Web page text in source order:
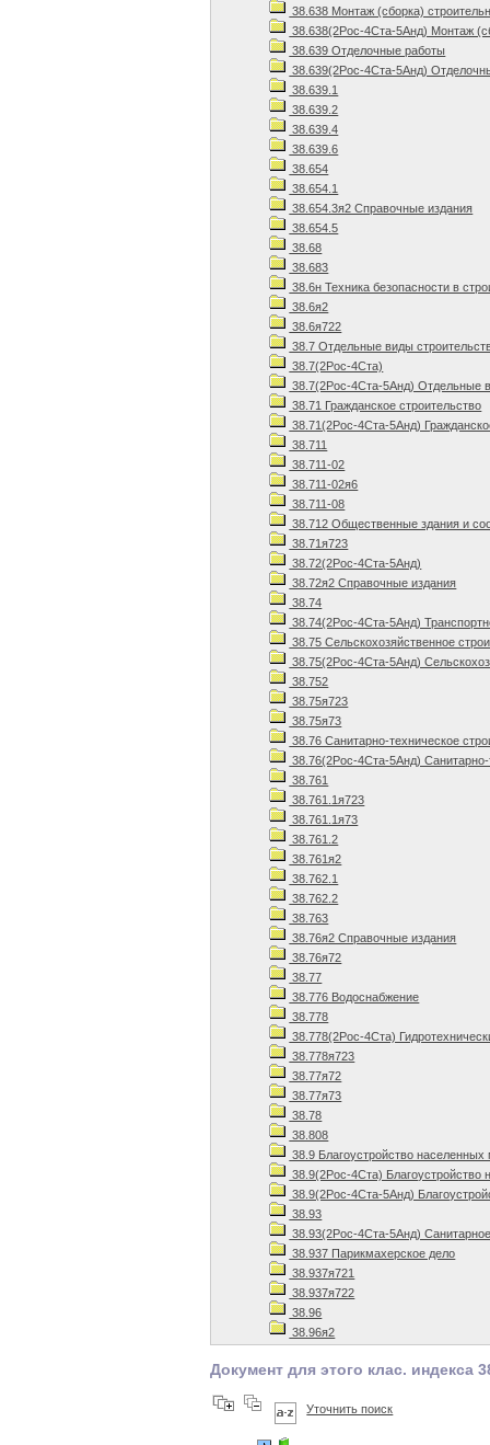
38.638 Монтаж (сборка)
38.638(2Рос-4Ста-5Анд) Монтаж
38.639 Отделочные работы
38.639(2Рос-4Ста-5Анд)
38.639.1
38.639.2
38.639.4
38.639.6
38.654
38.654.1
38.654.3я2 Справочные издания
38.654.5
38.68
38.683
38.6н Техника безопасности в
38.6я2
38.6я722
38.7 Отдельные виды
38.7(2Рос-4Ста)
38.7(2Рос-4Ста-5Анд) Отдельные
38.71 Гражданское строительство
38.71(2Рос-4Ста-5Анд)
38.711
38.711-02
38.711-02я6
38.711-08
38.712 Общественные здания и
38.71я723
38.72(2Рос-4Ста-5Анд)
38.72я2 Справочные издания
38.74
38.74(2Рос-4Ста-5Анд)
38.75 Сельскохозяйственное
38.75(2Рос-4Ста-5Анд)
38.752
38.75я723
38.75я73
38.76 Санитарно-техническое
38.76(2Рос-4Ста-5Анд) Санитарно-
38.761
38.761.1я723
38.761.1я73
38.761.2
38.761я2
38.762.1
38.762.2
38.763
38.76я2 Справочные издания
38.76я72
38.77
38.776 Водоснабжение
38.778
38.778(2Рос-4Ста)
38.778я723
38.77я72
38.77я73
38.78
38.808
38.9 Благоустройство населенных
38.9(2Рос-4Ста) Благоустройство
38.9(2Рос-4Ста-5Анд)
38.93
38.93(2Рос-4Ста-5Анд)
38.937 Парикмахерское дело
38.937я721
38.937я722
38.96
38.96я2
Документ для этого клас. индекса
Уточнить поиск